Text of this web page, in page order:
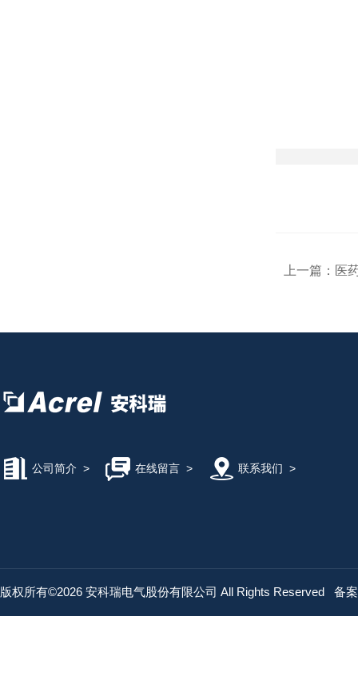
上一篇： 医
公司简介 > 在线留言> 联系我们 >
版权所有©2026 安科瑞电气股份有限公司 All Rights Reserved 备